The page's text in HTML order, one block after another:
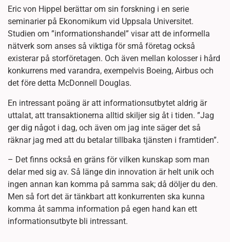
Eric von Hippel berättar om sin forskning i en serie
seminarier på Ekonomikum vid Uppsala Universitet.
Studien om ”informationshandel” visar att de informella
nätverk som anses så viktiga för små företag också
existerar på storföretagen. Och även mellan kolosser i hård
konkurrens med varandra, exempelvis Boeing, Airbus och
det före detta McDonnell Douglas.
En intressant poäng är att informationsutbytet aldrig är
uttalat, att transaktionerna alltid skiljer sig åt i tiden. ”Jag
ger dig något i dag, och även om jag inte säger det så
räknar jag med att du betalar tillbaka tjänsten i framtiden”.
– Det finns också en gräns för vilken kunskap som man
delar med sig av. Så länge din innovation är helt unik och
ingen annan kan komma på samma sak; då döljer du den.
Men så fort det är tänkbart att konkurrenten ska kunna
komma åt samma information på egen hand kan ett
informationsutbyte bli intressant.